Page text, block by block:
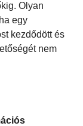
Olyan
egy
kezdődött és
nem